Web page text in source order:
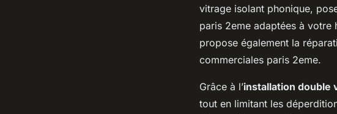
vitrage isolant phonique,
paris 2eme adaptées à
propose également la
commerciales paris 2eme.
Grâce à l’installation double
tout en limitant les